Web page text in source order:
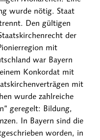
wurde nötig. Staat
Den gültigen
der
mit
war Bayern
Konkordat mit
mit
wurde zahlreiche
geregelt: Bildung,
In Bayern sind die
worden, in